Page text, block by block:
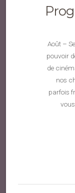
Août –
pouvoir
de
nos
parfois